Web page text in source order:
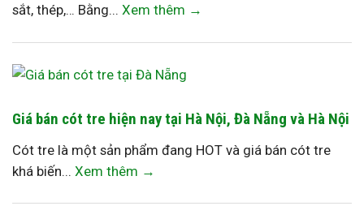
sắt, thép,… Bằng... Xem thêm →
Giá bán cót tre hiện nay tại Hà Nội, Đà Nẵng và Hà Nội
Cót tre là một sản phẩm đang HOT và giá bán cót tre
khá biến... Xem thêm →